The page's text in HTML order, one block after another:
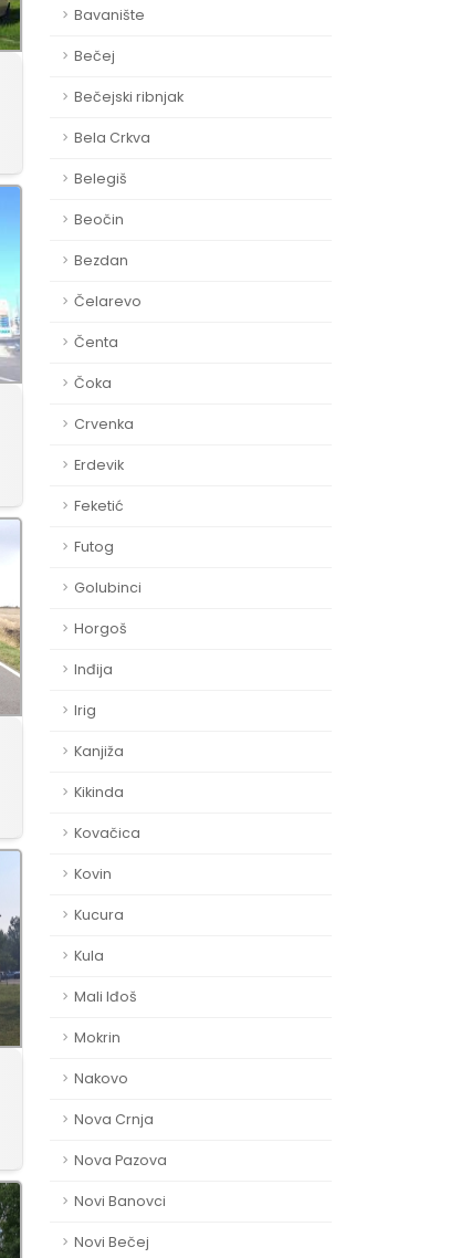
Bavanište
Bečej
Bečejski ribnjak
Bela Crkva
Belegiš
Beočin
Bezdan
Čelarevo
Čenta
Čoka
Crvenka
Erdevik
Feketić
Futog
Golubinci
Horgoš
Inđija
Irig
Kanjiža
Kikinda
Kovačica
Kovin
Kucura
Kula
Mali Iđoš
Mokrin
Nakovo
Nova Crnja
Nova Pazova
Novi Banovci
Novi Bečej